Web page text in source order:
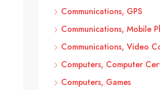
Communications, GPS
Communications, Mobile
Communications, Video
Computers, Computer
Computers, Games